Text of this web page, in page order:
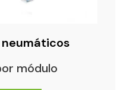
módulo